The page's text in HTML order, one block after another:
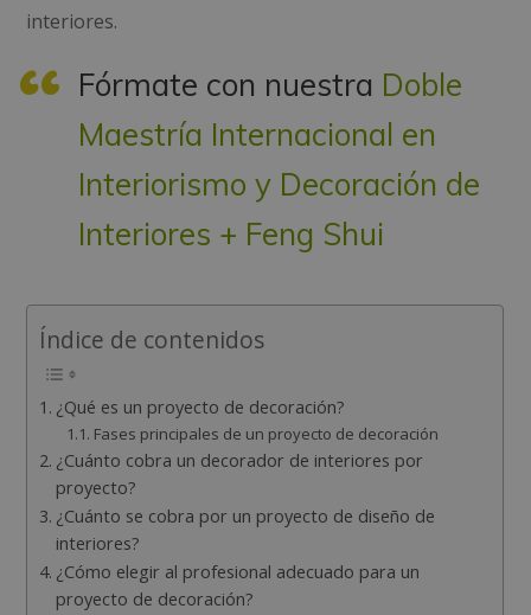
interiores.
Fórmate con nuestra Doble
Maestría Internacional en
Interiorismo y Decoración de
Interiores + Feng Shui
Índice de contenidos
¿Qué es un proyecto de decoración?
Fases principales de un proyecto de decoración
¿Cuánto cobra un decorador de interiores por
proyecto?
¿Cuánto se cobra por un proyecto de diseño de
interiores?
¿Cómo elegir al profesional adecuado para un
proyecto de decoración?